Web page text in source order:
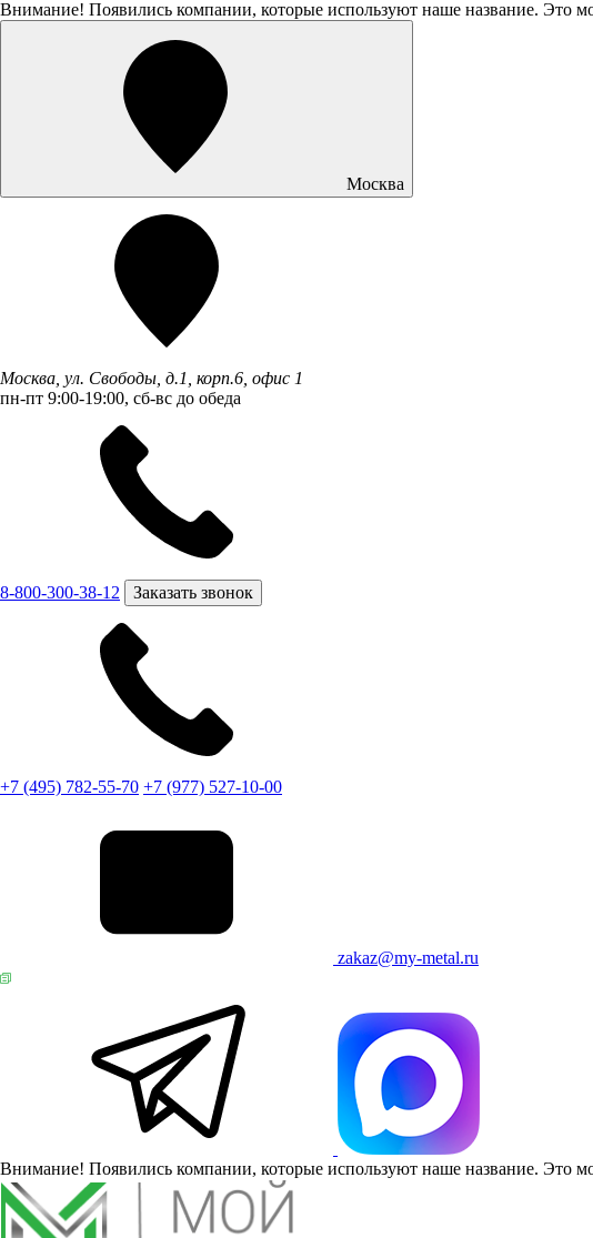
Внимание! Появились компании, которые используют наше название. Это
Москва
Москва, ул. Свободы, д.1, корп.6, офис 1
пн-пт 9:00-19:00, сб-вс до обеда
8-800-300-38-12 Заказать звонок
+7 (495) 782-55-70 +7 (977) 527-10-00
zakaz@my-metal.ru
Внимание! Появились компании, которые используют наше название. Это